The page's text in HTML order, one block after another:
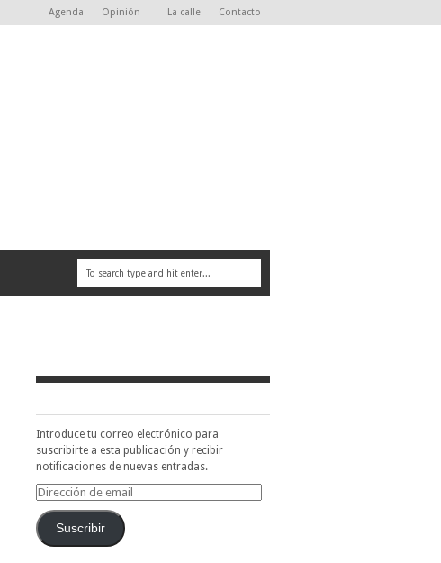
Agenda Opinión La calle Contacto
Introduce tu correo electrónico para
suscribirte a esta publicación y recibir
notificaciones de nuevas entradas.
Dirección
emailSuscribir